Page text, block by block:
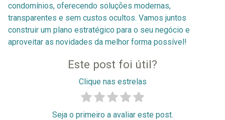
condomínios, oferecendo soluções modernas,
transparentes e sem custos ocultos. Vamos juntos
construir um plano estratégico para o seu negócio e
aproveitar as novidades da melhor forma possível!
Este post foi útil?
Clique nas estrelas
Seja o primeiro a avaliar este post.